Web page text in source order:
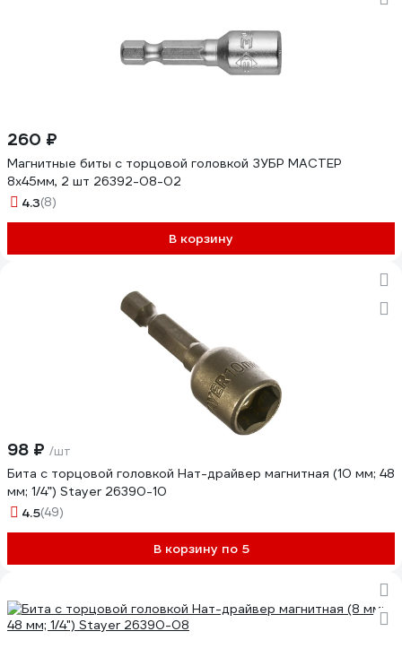
260 ₽
Магнитные биты с торцовой головкой ЗУБР МАСТЕР
8х45мм, 2 шт 26392-08-02
4.3(8)
В корзину
98 ₽ /шт
Бита с торцовой головкой Нат-драйвер магнитная (10 мм; 48
мм; 1/4”) Stayer 26390-10
4.5(49)
В корзину по 5